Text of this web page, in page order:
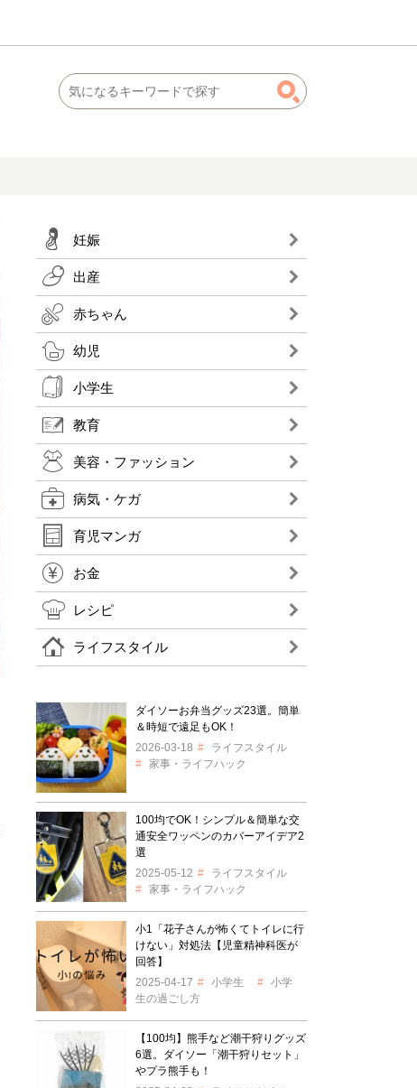
妊娠
出産
赤ちゃん
幼児
小学生
教育
美容・ファッション
病気・ケガ
育児マンガ
お金
レシピ
ライフスタイル
ダイソーお弁当グッズ23選。簡単
＆時短で遠足もOK！
2026-03-18
ライフスタイル
家事・ライフハック
100均でOK！シンプル＆簡単な交
通安全ワッペンのカバーアイデア2
選
2025-05-12
ライフスタイル
家事・ライフハック
小1「花子さんが怖くてトイレに行
けない」対処法【児童精神科医が
回答】
2025-04-17
小学生
小学
生の過ごし方
【100均】熊手など潮干狩りグッズ
6選。ダイソー「潮干狩りセット」
やプラ熊手も！